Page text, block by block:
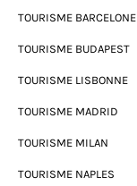
TOURISME BARCELONE
TOURISME BUDAPEST
TOURISME LISBONNE
TOURISME MADRID
TOURISME MILAN
TOURISME NAPLES